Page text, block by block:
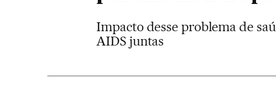
Impacto desse problema de
AIDS juntas